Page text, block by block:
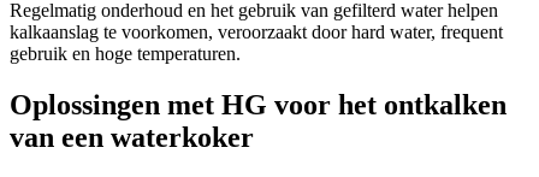
Regelmatig onderhoud en het gebruik van gefilterd water helpen
kalkaanslag te voorkomen, veroorzaakt door hard water, frequent
gebruik en hoge temperaturen.
Oplossingen met HG voor het ontkalken
van een waterkoker